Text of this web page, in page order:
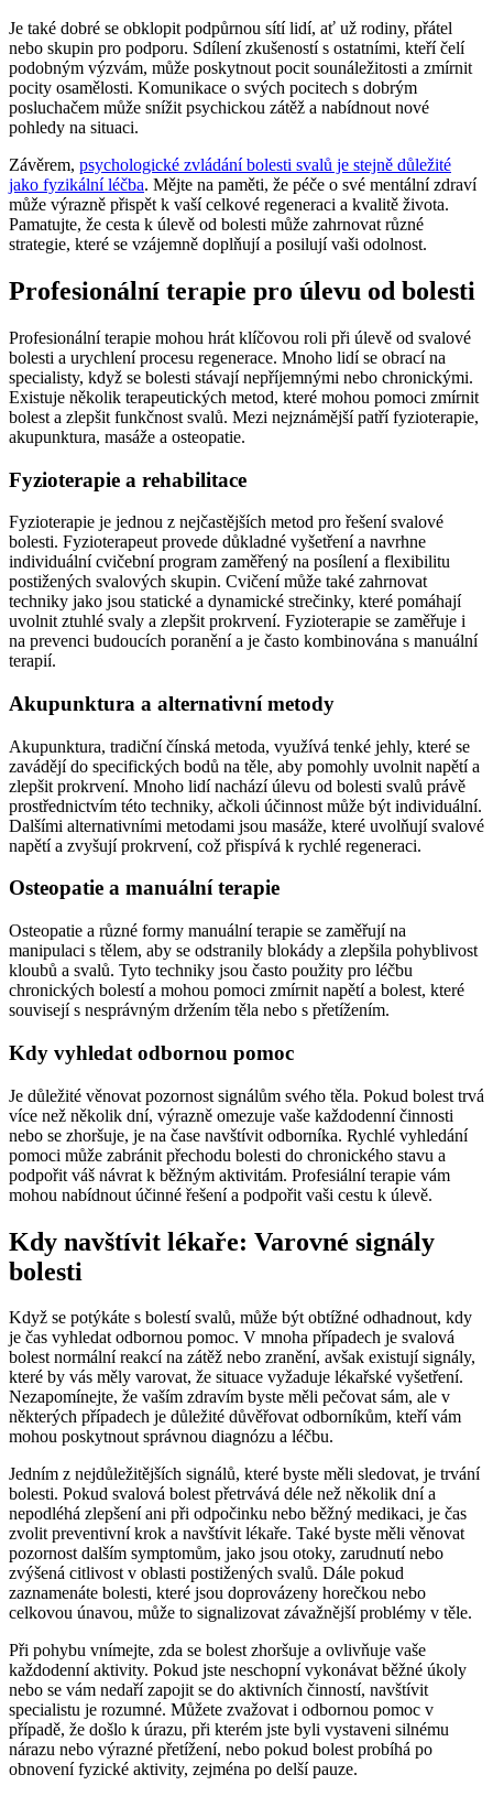
Je také dobré se obklopit podpůrnou sítí lidí, ať už rodiny, přátel
nebo skupin pro podporu. Sdílení zkušeností s ostatními, kteří čelí
podobným výzvám, může poskytnout pocit sounáležitosti a zmírnit
pocity osamělosti. Komunikace o svých pocitech s dobrým
posluchačem může snížit psychickou zátěž a nabídnout nové
pohledy na situaci.
Závěrem, psychologické zvládání bolesti svalů je stejně důležité
jako fyzikální léčba. Mějte na paměti, že péče o své mentální zdraví
může výrazně přispět k vaší celkové regeneraci a kvalitě života.
Pamatujte, že cesta k úlevě od bolesti může zahrnovat různé
strategie, které se vzájemně doplňují a posilují vaši odolnost.
Profesionální terapie pro úlevu od bolesti
Profesionální terapie mohou hrát klíčovou roli při úlevě od svalové
bolesti a urychlení procesu regenerace. Mnoho lidí se obrací na
specialisty, když se bolesti stávají nepříjemnými nebo chronickými.
Existuje několik terapeutických metod, které mohou pomoci zmírnit
bolest a zlepšit funkčnost svalů. Mezi nejznámější patří fyzioterapie,
akupunktura, masáže a osteopatie.
Fyzioterapie a rehabilitace
Fyzioterapie je jednou z nejčastějších metod pro řešení svalové
bolesti. Fyzioterapeut provede důkladné vyšetření a navrhne
individuální cvičební program zaměřený na posílení a flexibilitu
postižených svalových skupin. Cvičení může také zahrnovat
techniky jako jsou statické a dynamické strečinky, které pomáhají
uvolnit ztuhlé svaly a zlepšit prokrvení. Fyzioterapie se zaměřuje i
na prevenci budoucích poranění a je často kombinována s manuální
terapií.
Akupunktura a alternativní metody
Akupunktura, tradiční čínská metoda, využívá tenké jehly, které se
zavádějí do specifických bodů na těle, aby pomohly uvolnit napětí a
zlepšit prokrvení. Mnoho lidí nachází úlevu od bolesti svalů právě
prostřednictvím této techniky, ačkoli účinnost může být individuální.
Dalšími alternativními metodami jsou masáže, které uvolňují svalové
napětí a zvyšují prokrvení, což přispívá k rychlé regeneraci.
Osteopatie a manuální terapie
Osteopatie a různé formy manuální terapie se zaměřují na
manipulaci s tělem, aby se odstranily blokády a zlepšila pohyblivost
kloubů a svalů. Tyto techniky jsou často použity pro léčbu
chronických bolestí a mohou pomoci zmírnit napětí a bolest, které
souvisejí s nesprávným držením těla nebo s přetížením.
Kdy vyhledat odbornou pomoc
Je důležité věnovat pozornost signálům svého těla. Pokud bolest trvá
více než několik dní, výrazně omezuje vaše každodenní činnosti
nebo se zhoršuje, je na čase navštívit odborníka. Rychlé vyhledání
pomoci může zabránit přechodu bolesti do chronického stavu a
podpořit váš návrat k běžným aktivitám. Profesiální terapie vám
mohou nabídnout účinné řešení a podpořit vaši cestu k úlevě.
Kdy navštívit lékaře: Varovné signály
bolesti
Když se potýkáte s bolestí svalů, může být obtížné odhadnout, kdy
je čas vyhledat odbornou pomoc. V mnoha případech je svalová
bolest normální reakcí na zátěž nebo zranění, avšak existují signály,
které by vás měly varovat, že situace vyžaduje lékařské vyšetření.
Nezapomínejte, že vaším zdravím byste měli pečovat sám, ale v
některých případech je důležité důvěřovat odborníkům, kteří vám
mohou poskytnout správnou diagnózu a léčbu.
Jedním z nejdůležitějších signálů, které byste měli sledovat, je trvání
bolesti. Pokud svalová bolest přetrvává déle než několik dní a
nepodléhá zlepšení ani při odpočinku nebo běžný medikaci, je čas
zvolit preventivní krok a navštívit lékaře. Také byste měli věnovat
pozornost dalším symptomům, jako jsou otoky, zarudnutí nebo
zvýšená citlivost v oblasti postižených svalů. Dále pokud
zaznamenáte bolesti, které jsou doprovázeny horečkou nebo
celkovou únavou, může to signalizovat závažnější problémy v těle.
Při pohybu vnímejte, zda se bolest zhoršuje a ovlivňuje vaše
každodenní aktivity. Pokud jste neschopní vykonávat běžné úkoly
nebo se vám nedaří zapojit se do aktivních činností, navštívit
specialistu je rozumné. Můžete zvažovat i odbornou pomoc v
případě, že došlo k úrazu, při kterém jste byli vystaveni silnému
nárazu nebo výrazné přetížení, nebo pokud bolest probíhá po
obnovení fyzické aktivity, zejména po delší pauze.